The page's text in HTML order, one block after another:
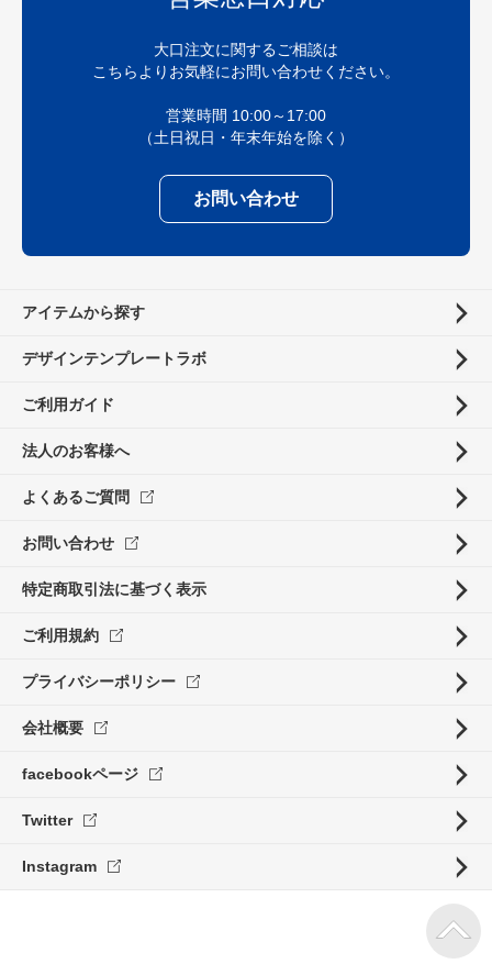
大口注文に関するご相談は
こちらよりお気軽にお問い合わせください。
営業時間 10:00～17:00
（土日祝日・年末年始を除く）
お問い合わせ
アイテムから探す
デザインテンプレートラボ
ご利用ガイド
法人のお客様へ
よくあるご質問
お問い合わせ
特定商取引法に基づく表示
ご利用規約
プライバシーポリシー
会社概要
facebookページ
Twitter
Instagram